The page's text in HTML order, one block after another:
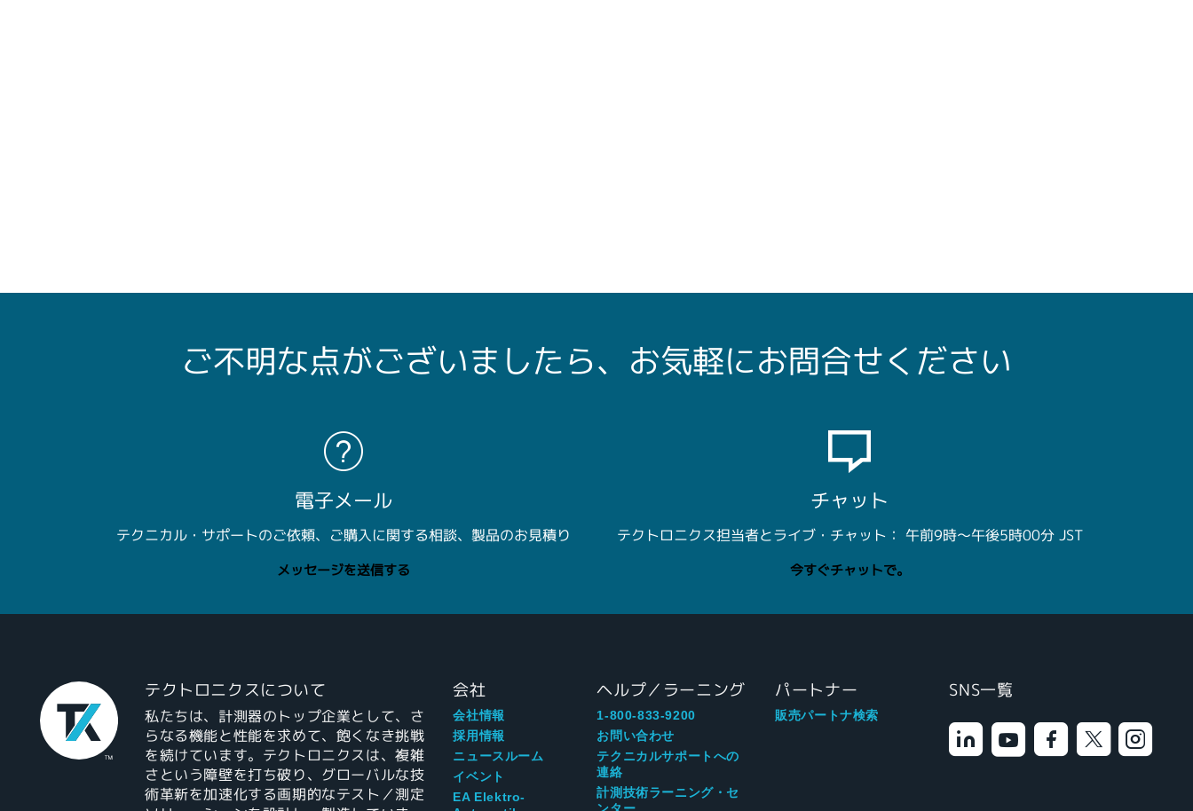
ご不明な点がございましたら、お気軽にお問合せください
電子メール
テクニカル・サポートのご依頼、ご購入に関する相談、製品のお見積り
メッセージを送信する
チャット
テクトロニクス担当者とライブ・チャット： 午前9時～午後5時00分 JST
今すぐチャットで。
テクトロニクスについて
私たちは、計測器のトップ企業として、さ
らなる機能と性能を求めて、飽くなき挑戦
を続けています。テクトロニクスは、複雑
さという障壁を打ち破り、グローバルな技
術革新を加速化する画期的なテスト／測定
会社
会社情報
採用情報
ニュースルーム
イベント
EA Elektro-
ヘルプ／ラーニング
1-800-833-9200
お問い合わせ
テクニカルサポートへの
連絡
計測技術ラーニング・セ
パートナー
販売パートナ検索
SNS一覧